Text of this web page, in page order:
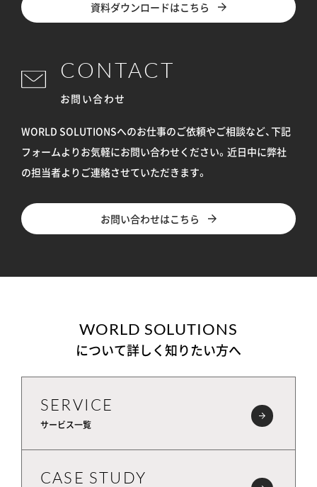
資料ダウンロードはこちら
CONTACT
お問い合わせ
WORLD SOLUTIONSへのお仕事のご依頼やご相談など、下記
フォームよりお気軽にお問い合わせください。 近日中に弊社
の担当者よりご連絡させていただきます。
お問い合わせはこちら
WORLD SOLUTIONS
について詳しく知りたい方へ
SERVICE
サービス一覧
CASE STUDY